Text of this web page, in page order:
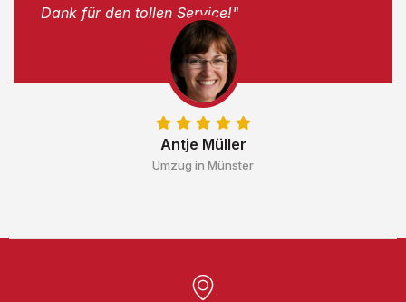
Antje Müller
Umzug in Münster
Dank für den tollen Service!"